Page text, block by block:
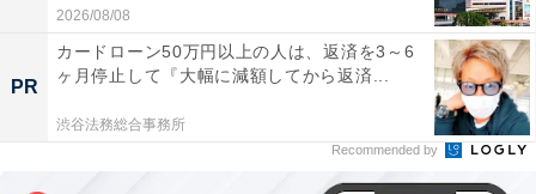
・量がたっぷりで価格が安いからです。たくさん飲みた
2026/08/08
PR
カードローン50万円以上の人は、返済を3～6
ヶ月停止して『大幅に減額してから返済...
渋谷法務総合事務所
Recommended by